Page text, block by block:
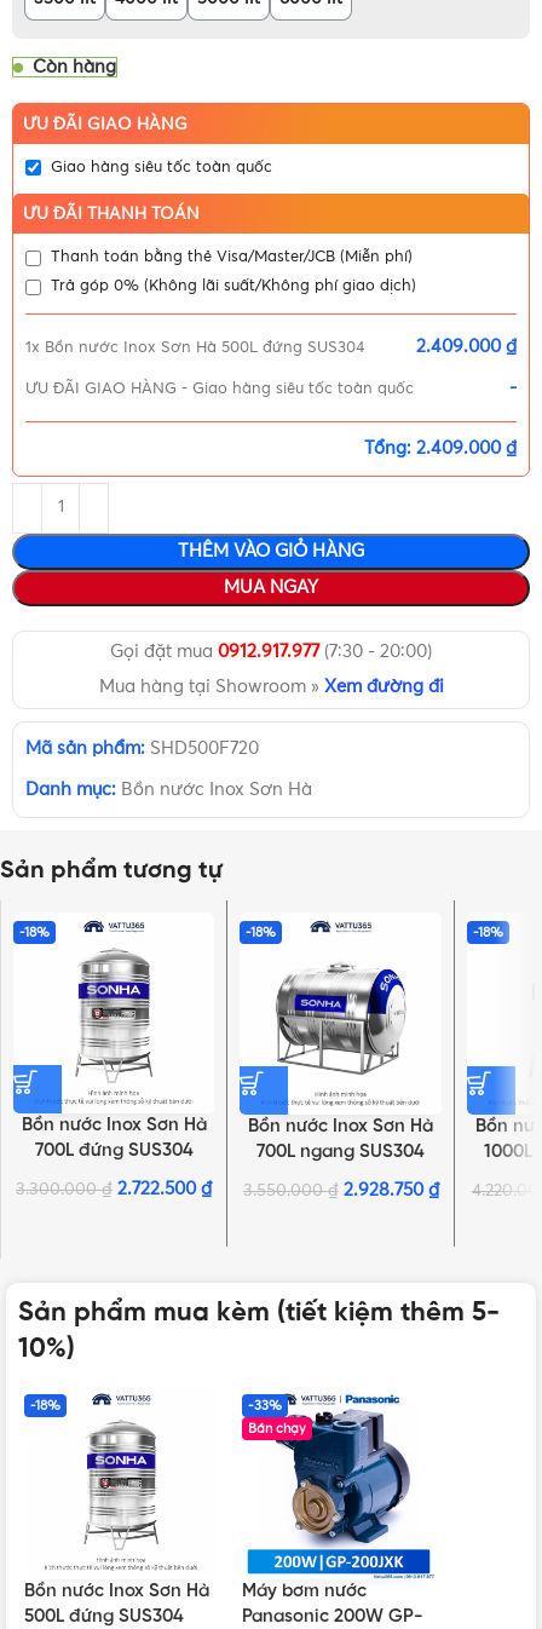
Còn hàng
ƯU ĐÃI GIAO HÀNG
Giao hàng siêu tốc toàn quốc
ƯU ĐÃI THANH TOÁN
Thanh toán bằng thẻ Visa/Master/JCB (Miễn phí)
Trả góp 0% (Không lãi suất/Không phí giao dịch)
1x Bồn nước Inox Sơn Hà 500L đứng SUS304 2.409.000 ₫
ƯU ĐÃI GIAO HÀNG -Giao hàng siêu tốc toàn quốc -
Tổng: 2.409.000 ₫
THÊM VÀO GIỎ HÀNG
MUA NGAY
Gọi đặt mua 0912.917.977(7:30 - 20:00)
Mua hàng tại Showroom » Xem đường đi
Mã sản phẩm: SHD500F720
Danh mục: Bồn nước Inox Sơn Hà
Sản phẩm tương tự
-18%
Bồn nước Inox Sơn Hà
700L đứng SUS304
3.300.000₫ 2.722.500₫
-18%
Bồn nước Inox Sơn Hà
700L ngang SUS304
3.550.000₫ 2.928.750 ₫
-18%
Bồn
1000L
Sản phẩm mua kèm (tiết kiệm thêm 5-
10%)
-18%
Bồn nước Inox Sơn Hà
500L đứng SUS304
-33%
Bán chạy
Máy bơm nước
Panasonic 200W GP-